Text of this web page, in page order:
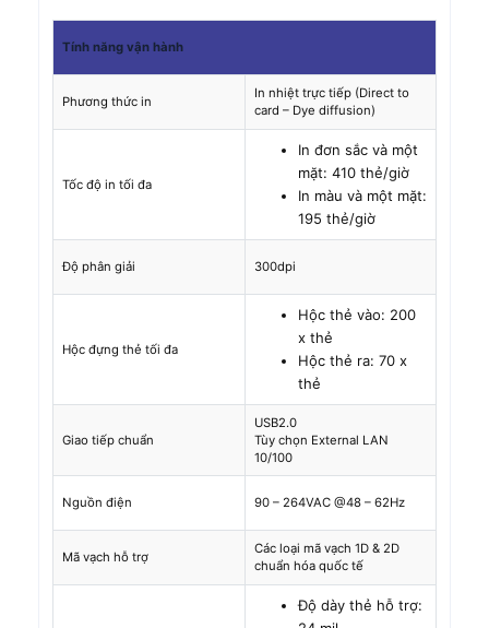
Tính năng vận hành
Phương thức in
In nhiệt trực tiếp (Direct to
card – Dye diffusion)
Tốc độ in tối đa
In đơn sắc và một
mặt: 410 thẻ/giờ
In màu và một mặt:
195 thẻ/giờ
Độ phân giải 300dpi
Hộc đựng thẻ tối đa
Hộc thẻ vào: 200
x thẻ
Hộc thẻ ra: 70 x
thẻ
Giao tiếp chuẩn
USB2.0
Tùy chọn External LAN
10/100
Nguồn điện 90 – 264VAC @48 – 62Hz
Mã vạch hỗ trợ
Các loại mã vạch 1D & 2D
chuẩn hóa quốc tế
Độ dày thẻ hỗ trợ: